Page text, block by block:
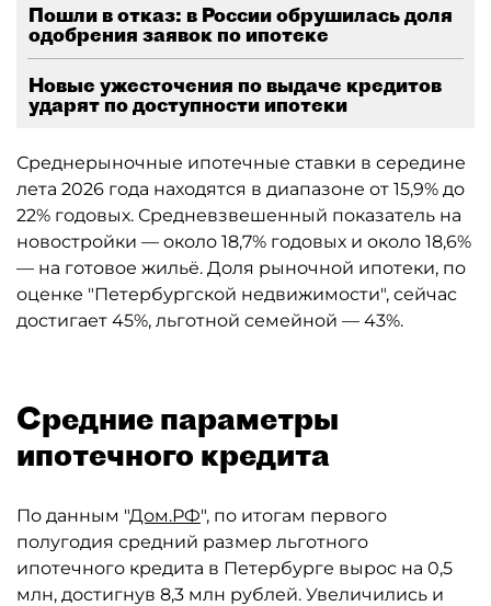
Пошли в отказ: в России обрушилась доля
одобрения заявок по ипотеке
Новые ужесточения по выдаче кредитов
ударят по доступности ипотеки
Среднерыночные ипотечные ставки в середине
лета 2026 года находятся в диапазоне от 15,9% до
22% годовых. Средневзвешенный показатель на
новостройки — около 18,7% годовых и около 18,6%
— на готовое жильё. Доля рыночной ипотеки, по
оценке "Петербургской недвижимости", сейчас
достигает 45%, льготной семейной — 43%.
Средние параметры
ипотечного кредита
По данным "Дом.РФ", по итогам первого
полугодия средний размер льготного
ипотечного кредита в Петербурге вырос на 0,5
млн, достигнув 8,3 млн рублей. Увеличились и